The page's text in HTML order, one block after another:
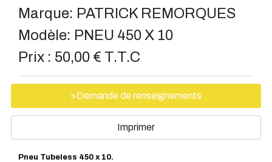
Marque: PATRICK REMORQUES
Modèle: PNEU 450 X 10
Prix : 50,00 € T.T.C
>Demande de renseignements
Imprimer
Pneu Tubeless 450 x 10.